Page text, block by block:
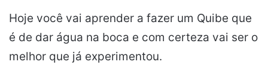
Hoje você vai aprender a fazer um Quibe que
é de dar água na boca e com certeza vai ser o
melhor que já experimentou.